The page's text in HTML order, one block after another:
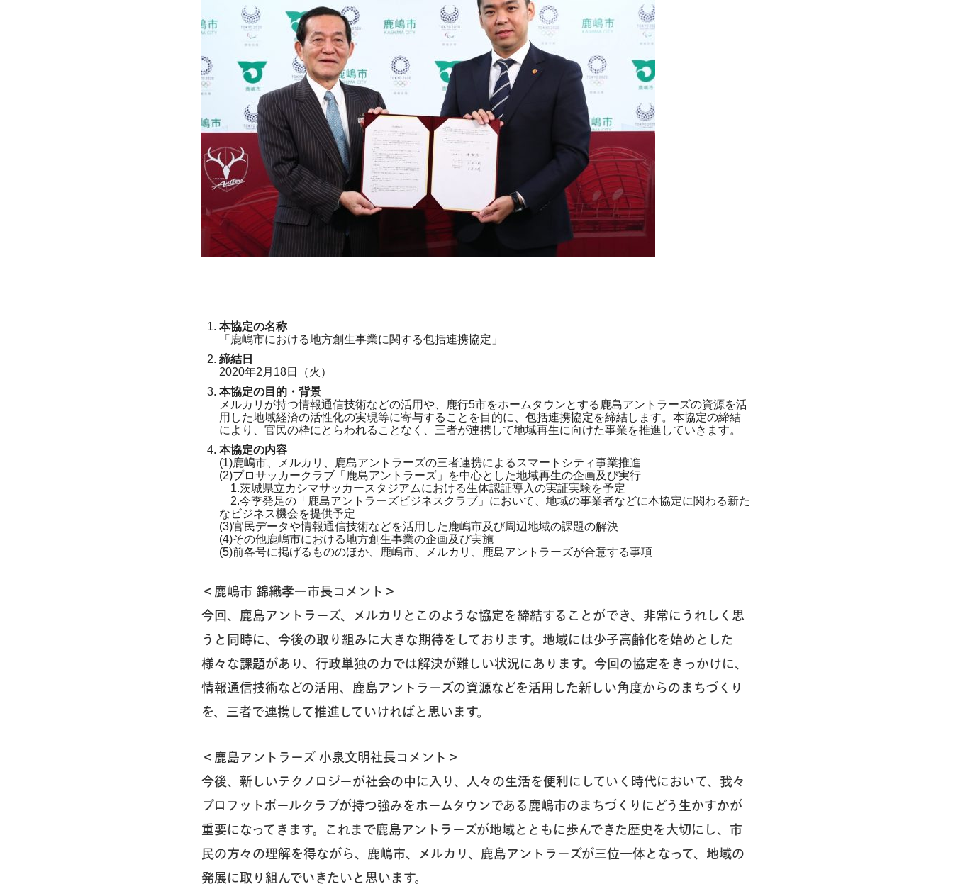
本協定の名称
「鹿嶋市における地方創生事業に関する包括連携協定」
締結日
2020年2月18日（火）
本協定の目的・背景
メルカリが持つ情報通信技術などの活用や、鹿行5市をホームタウンとする鹿島アントラーズの資源を活
用した地域経済の活性化の実現等に寄与することを目的に、包括連携協定を締結します。本協定の締結
により、官民の枠にとらわれることなく、三者が連携して地域再生に向けた事業を推進していきます。
本協定の内容
(1)鹿嶋市、メルカリ、鹿島アントラーズの三者連携によるスマートシティ事業推進
(2)プロサッカークラブ「鹿島アントラーズ」を中心とした地域再生の企画及び実行
1.茨城県立カシマサッカースタジアムにおける生体認証導入の実証実験を予定
2.今季発足の「鹿島アントラーズビジネスクラブ」において、地域の事業者などに本協定に関わる新た
なビジネス機会を提供予定
(3)官民データや情報通信技術などを活用した鹿嶋市及び周辺地域の課題の解決
(4)その他鹿嶋市における地方創生事業の企画及び実施
(5)前各号に掲げるもののほか、鹿嶋市、メルカリ、鹿島アントラーズが合意する事項
＜鹿嶋市 錦織孝一市長コメント＞
今回、鹿島アントラーズ、メルカリとこのような協定を締結することができ、非常にうれしく思
うと同時に、今後の取り組みに大きな期待をしております。地域には少子高齢化を始めとした
様々な課題があり、行政単独の力では解決が難しい状況にあります。今回の協定をきっかけに、
情報通信技術などの活用、鹿島アントラーズの資源などを活用した新しい角度からのまちづくり
を、三者で連携して推進していければと思います。
＜鹿島アントラーズ 小泉文明社長コメント＞
今後、新しいテクノロジーが社会の中に入り、人々の生活を便利にしていく時代において、我々
プロフットボールクラブが持つ強みをホームタウンである鹿嶋市のまちづくりにどう生かすかが
重要になってきます。これまで鹿島アントラーズが地域とともに歩んできた歴史を大切にし、市
民の方々の理解を得ながら、鹿嶋市、メルカリ、鹿島アントラーズが三位一体となって、地域の
発展に取り組んでいきたいと思います。